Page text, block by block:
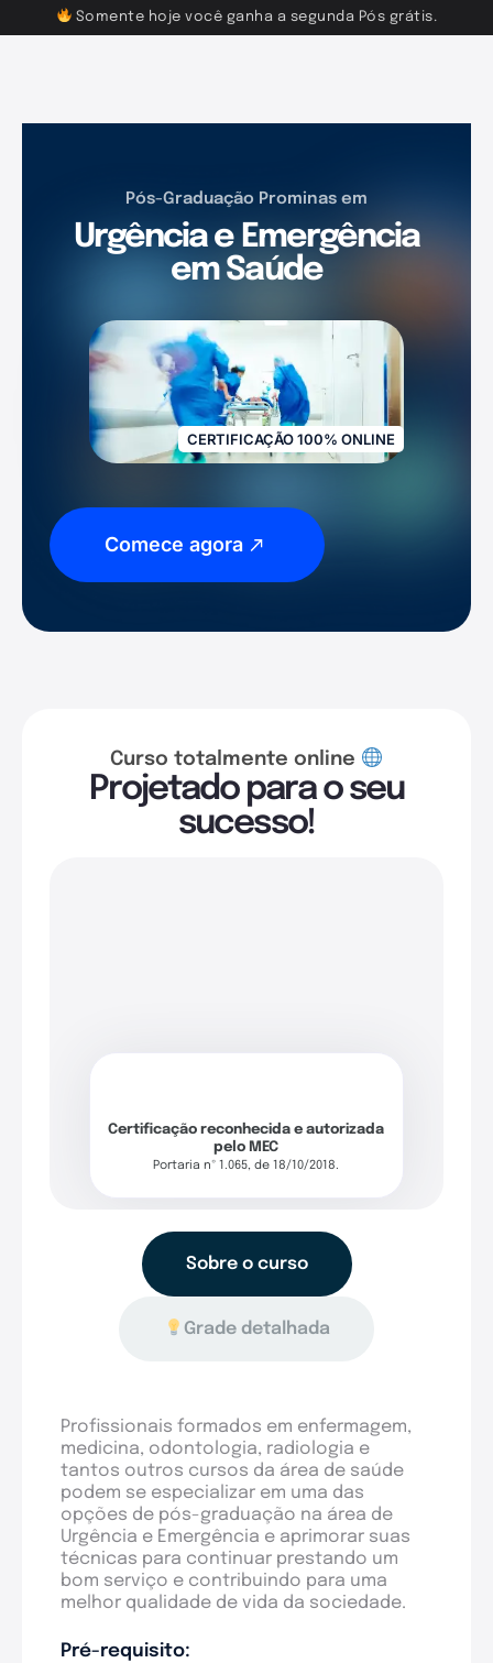
Somente hoje você ganha a segunda Pós grátis.
Pós-Graduação Prominas em
Urgência e Emergência
em Saúde
CERTIFICAÇÃO 100% ONLINE
Comece agora
Curso totalmente online
Projetado para o seu
sucesso!
Certificação reconhecida e autorizada
pelo MEC
Portaria nº 1.065, de 18/10/2018.
Sobre o curso
Grade detalhada
Profissionais formados em enfermagem,
medicina, odontologia, radiologia e
tantos outros cursos da área de saúde
podem se especializar em uma das
opções de pós-graduação na área de
Urgência e Emergência e aprimorar suas
técnicas para continuar prestando um
bom serviço e contribuindo para uma
melhor qualidade de vida da sociedade.
Pré-requisito: